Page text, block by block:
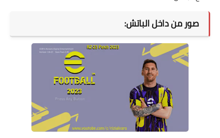
صور من داخل الباتش: